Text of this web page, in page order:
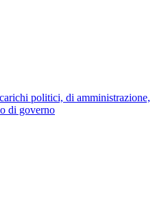
politici, di amministrazione,
di governo